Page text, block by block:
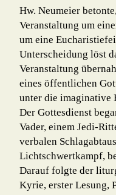
Hw. Neumeier
Veranstaltung um
um eine
Unterscheidung löst
Veranstaltung
eines öffentlichen
unter die imaginative
Der Gottesdienst
Vader, einem Jedi-
verbalen
Lichtschwertkampf,
Darauf folgte der
Kyrie, erster Lesung,